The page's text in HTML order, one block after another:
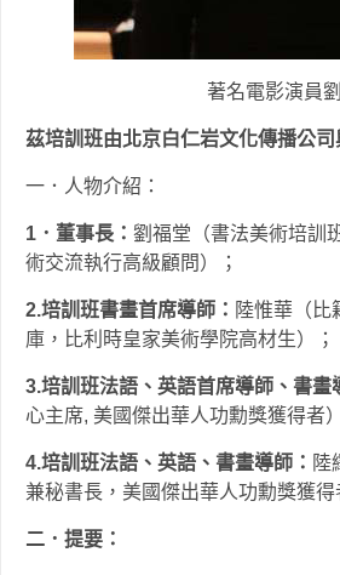
著名電影演員
茲培訓班由北京白仁岩文化傳播公
一．人物介紹：
1．董事長： 劉福堂（書法美術培訓
術交流執行高級顧問）；
2.培訓班書畫首席導師： 陸惟華（比
庫，比利時皇家美術學院高材生
3.培訓班法語、英語首席導師、書畫
心主席, 美國傑出華人功勳獎獲得
4.培訓班法語、英語、書畫導師： 陸
兼秘書長，美國傑出華人功勳獎獲
二．提要：